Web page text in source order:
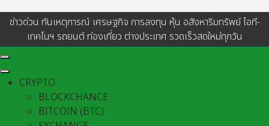
ข่าวด่วน ทันเหตุการณ์ เศรษฐกิจ การลงทุน หุ้น อสังหาริมทรัพย์ ไอที-
เทคโนฯ รถยนต์ ท่องเที่ยว ต่างประเทศ รวดเร็วสดใหม่ทุกวัน
CRYPTO
BLOCKCHANCE
BITCOIN (BTC)